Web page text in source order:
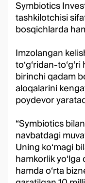
Symbiotics
tashkilotchisi
bosqichlarda
Imzolangan
to‘g‘ridan-
birinchi qadam
aloqalarini
poydevor
“Symbiotics
navbatdagi
Uning ko‘magi
hamkorlik yo‘lga
hamda o‘rta